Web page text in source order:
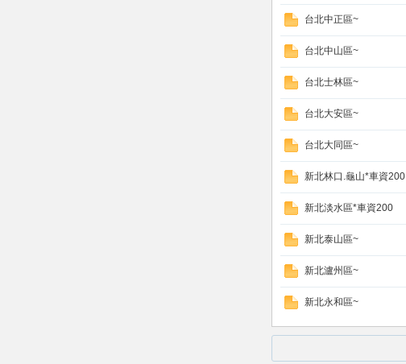
台北中正區~
台北中山區~
台北士林區~
台北大安區~
台北大同區~
新北林口.龜山*車資200
新北淡水區*車資200
新北泰山區~
新北瀘州區~
新北永和區~